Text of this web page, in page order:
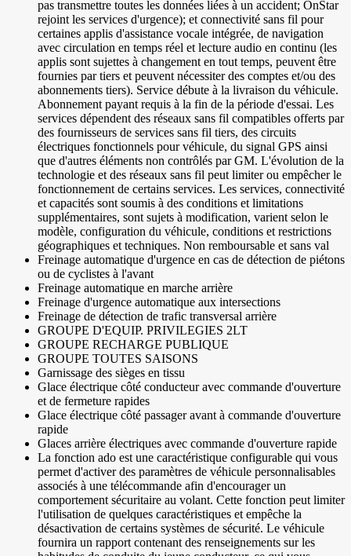
pas transmettre toutes les données liées à un accident; OnStar
rejoint les services d'urgence); et connectivité sans fil pour
certaines applis d'assistance vocale intégrée, de navigation
avec circulation en temps réel et lecture audio en continu (les
applis sont sujettes à changement en tout temps, peuvent être
fournies par tiers et peuvent nécessiter des comptes et/ou des
abonnements tiers). Service débute à la livraison du véhicule.
Abonnement payant requis à la fin de la période d'essai. Les
services dépendent des réseaux sans fil compatibles offerts par
des fournisseurs de services sans fil tiers, des circuits
électriques fonctionnels pour véhicule, du signal GPS ainsi
que d'autres éléments non contrôlés par GM. L'évolution de la
technologie et des réseaux sans fil peut limiter ou empêcher le
fonctionnement de certains services. Les services, connectivité
et capacités sont soumis à des conditions et limitations
supplémentaires, sont sujets à modification, varient selon le
modèle, configuration du véhicule, conditions et restrictions
géographiques et techniques. Non remboursable et sans val
Freinage automatique d'urgence en cas de détection de piétons
ou de cyclistes à l'avant
Freinage automatique en marche arrière
Freinage d'urgence automatique aux intersections
Freinage de détection de trafic transversal arrière
GROUPE D'EQUIP. PRIVILEGIES 2LT
GROUPE RECHARGE PUBLIQUE
GROUPE TOUTES SAISONS
Garnissage des sièges en tissu
Glace électrique côté conducteur avec commande d'ouverture
et de fermeture rapides
Glace électrique côté passager avant à commande d'ouverture
rapide
Glaces arrière électriques avec commande d'ouverture rapide
La fonction ado est une caractéristique configurable qui vous
permet d'activer des paramètres de véhicule personnalisables
associés à une télécommande afin d'encourager un
comportement sécuritaire au volant. Cette fonction peut limiter
l'utilisation de quelques caractéristiques et empêche la
désactivation de certains systèmes de sécurité. Le véhicule
fournira un rapport contenant des renseignements sur les